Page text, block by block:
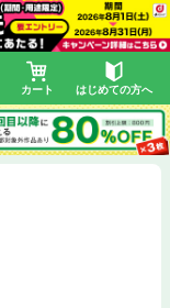
カート はじめての方へ